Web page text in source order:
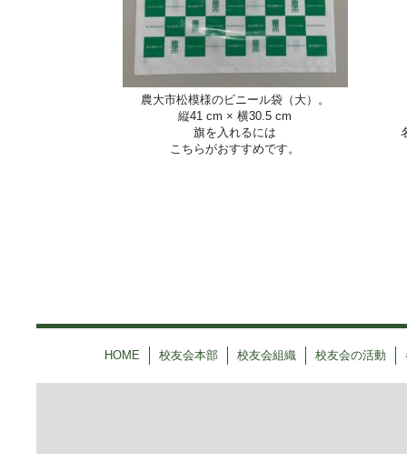
農大市松模様のビニール袋（大）。
縦41 cm × 横30.5 cm
旗を入れるには
こちらがおすすめです。
HOME 校友会本部 校友会組織 校友会の活動